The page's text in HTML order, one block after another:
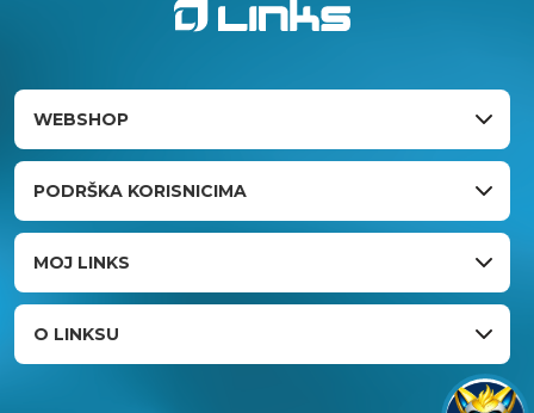
WEBSHOP
PODRŠKA KORISNICIMA
MOJ LINKS
O LINKSU